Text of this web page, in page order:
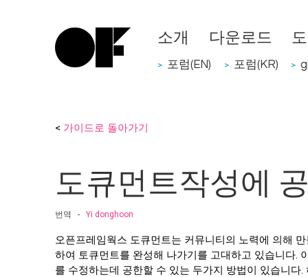
소개 다운로드
> 포럼(EN) > 포럼(KR) >
< 가이드로 돌아가기
도큐먼트작성에
번역 - Yi donghoon
오픈프레임웍스 도큐먼트는 커뮤니티의 노력에 의해
하여 토큐먼트를 완성해 나가기를 고대하고 있습니다.
를 수정하는데 공한할 수 있는 두가지 방법이 있습니